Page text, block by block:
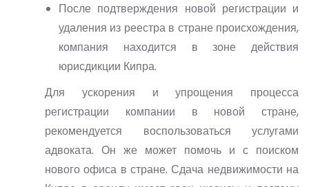
После подтверждения новой регистрации и
удаления из реестра в стране происхождения,
компания находится в зоне действия
юрисдикции Кипра.
Для ускорения и упрощения процесса
регистрации компании в новой стране,
рекомендуется воспользоваться услугами
адвоката. Он же может помочь и с поиском
нового офиса в стране. Сдача недвижимости на